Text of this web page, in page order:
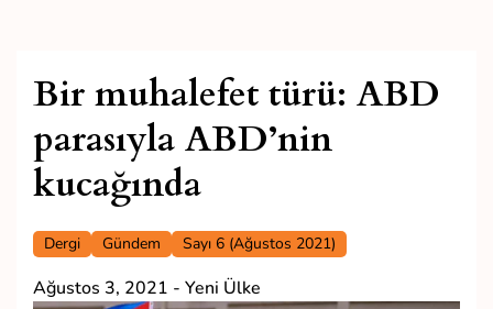
Bir muhalefet türü: ABD
parasıyla ABD’nin
kucağında
Dergi Gündem Sayı 6 (Ağustos 2021)
Ağustos 3, 2021 - Yeni Ülke